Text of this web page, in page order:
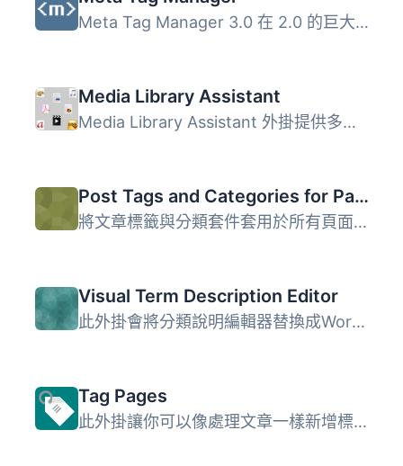
Meta Tag Manager 3.0 在 2.0 的巨大成功基礎上進一步發揮了...
Media Library Assistant
Media Library Assistant 外掛提供多項增強功能，幫助用戶更...
Post Tags and Categories for Pages
將文章標籤與分類套件套用於所有頁面，讓您可以使用 WordPres...
Visual Term Description Editor
此外掛會將分類說明編輯器替換成WordPress TinyMCE視覺編輯器...
Tag Pages
此外掛讓你可以像處理文章一樣新增標籤至頁面。 此外掛將 ...